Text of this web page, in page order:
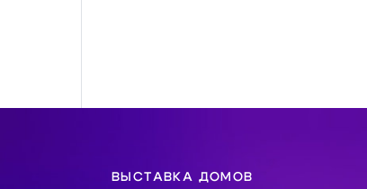
ВЫСТАВКА ДОМОВ